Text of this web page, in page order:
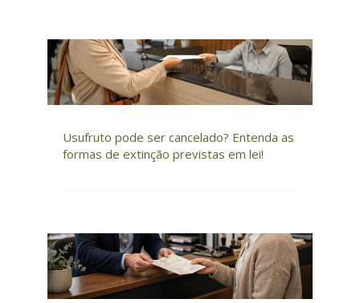
Usufruto pode ser cancelado? Entenda as
formas de extinção previstas em lei!